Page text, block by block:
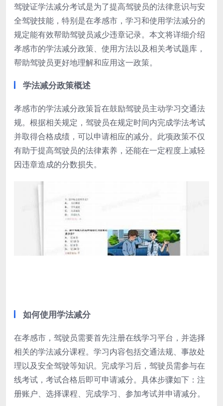
驾驶证学法减分考试是为了提高驾驶员的法律意识与安
全驾驶技能，特别是在孝感市，学习和使用学法减分的
规定能有效帮助驾驶员减少违章记录。本文将详细介绍
孝感市的学法减分政策、使用方法以及相关考试题库，
帮助驾驶员更好地理解和应用这一政策。
学法减分政策概述
孝感市的学法减分政策旨在鼓励驾驶员主动学习交通法
规。根据相关规定，驾驶员在规定时间内完成学法考试
并取得合格成绩，可以申请相应的减分。此项政策不仅
有助于提高驾驶员的法律素养，还能在一定程度上减轻
因违章造成的分数损失。
如何使用学法减分
在孝感市，驾驶员需要首先注册在线学习平台，并选择
相关的学法减分课程。学习内容包括交通法规、事故处
理以及安全驾驶等知识。完成学习后，驾驶员需参与在
线考试，考试合格后即可申请减分。具体步骤如下：注
册账户、选择课程、完成学习、参加考试并申请减分。